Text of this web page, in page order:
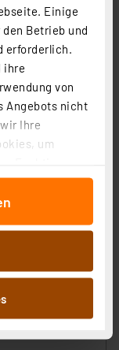
Einige
Betrieb und
erforderlich.
ihre
von
Angebots nicht
Ihre
um
die Zugriffe
geben
und
Daten
oder die
gesammelt
zzgl. MwSt.
zu Versandkosten
Gravur &